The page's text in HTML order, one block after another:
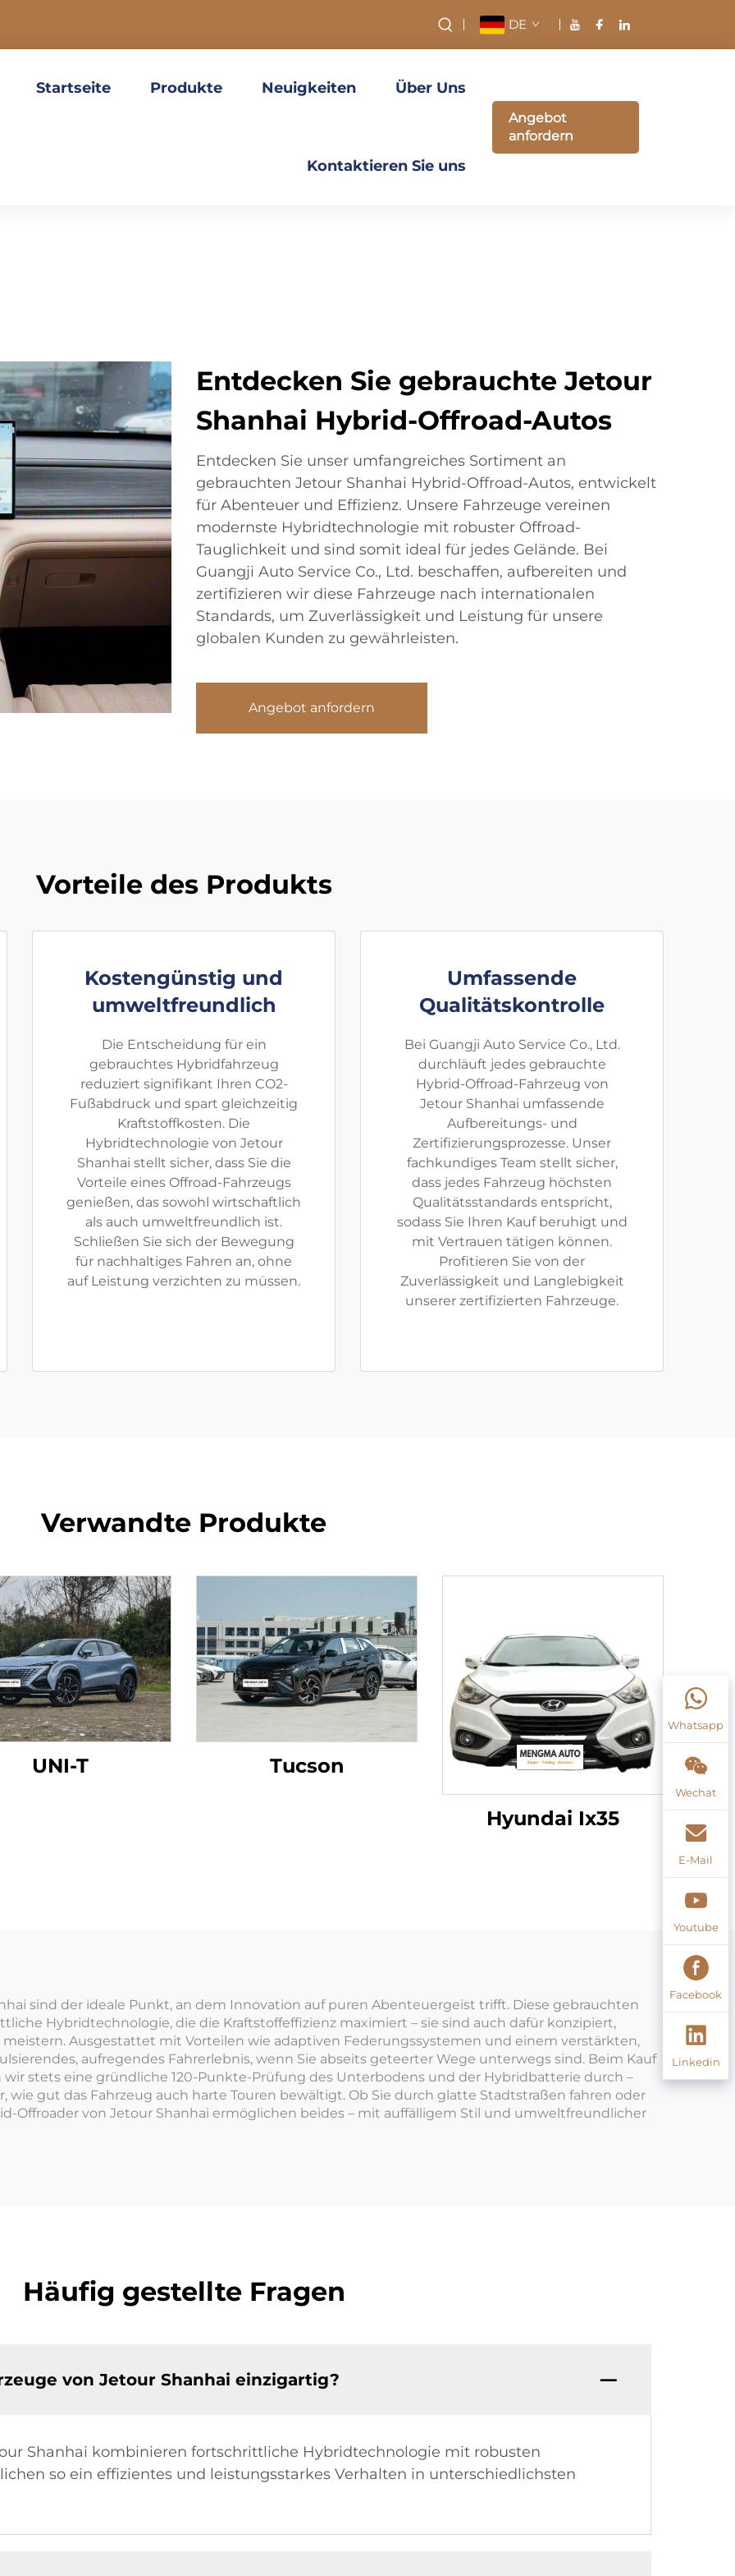
DE
Startseite Produkte Neuigkeiten Über Uns
Kontaktieren Sie uns
Angebot
anfordern
Entdecken Sie gebrauchte Jetour
Shanhai Hybrid-Offroad-Autos
Entdecken Sie unser umfangreiches Sortiment an
gebrauchten Jetour Shanhai Hybrid-Offroad-Autos, entwickelt
für Abenteuer und Effizienz. Unsere Fahrzeuge vereinen
modernste Hybridtechnologie mit robuster Offroad-
Tauglichkeit und sind somit ideal für jedes Gelände. Bei
Guangji Auto Service Co., Ltd. beschaffen, aufbereiten und
zertifizieren wir diese Fahrzeuge nach internationalen
Standards, um Zuverlässigkeit und Leistung für unsere
globalen Kunden zu gewährleisten.
Angebot anfordern
Vorteile des Produkts
Kostengünstig und
umweltfreundlich
Die Entscheidung für ein
gebrauchtes Hybridfahrzeug
reduziert signifikant Ihren CO2-
Fußabdruck und spart gleichzeitig
Kraftstoffkosten. Die
Hybridtechnologie von Jetour
Shanhai stellt sicher, dass Sie die
Vorteile eines Offroad-Fahrzeugs
genießen, das sowohl wirtschaftlich
als auch umweltfreundlich ist.
Schließen Sie sich der Bewegung
für nachhaltiges Fahren an, ohne
auf Leistung verzichten zu müssen.
Umfassende
Qualitätskontrolle
Bei Guangji Auto Service Co., Ltd.
durchläuft jedes gebrauchte
Hybrid-Offroad-Fahrzeug von
Jetour Shanhai umfassende
Aufbereitungs- und
Zertifizierungsprozesse. Unser
fachkundiges Team stellt sicher,
dass jedes Fahrzeug höchsten
Qualitätsstandards entspricht,
sodass Sie Ihren Kauf beruhigt und
mit Vertrauen tätigen können.
Profitieren Sie von der
Zuverlässigkeit und Langlebigkeit
unserer zertifizierten Fahrzeuge.
Verwandte Produkte
UNI-T Tucson
Hyundai Ix35
sind der ideale Punkt, an dem Innovation auf puren Abenteuergeist trifft. Diese gebrauchten
Hybridtechnologie, die die Kraftstoffeffizienz maximiert – sie sind auch dafür konzipiert,
Ausgestattet mit Vorteilen wie adaptiven Federungssystemen und einem verstärkten,
aufregendes Fahrerlebnis, wenn Sie abseits geteerter Wege unterwegs sind. Beim Kauf
stets eine gründliche 120-Punkte-Prüfung des Unterbodens und der Hybridbatterie durch –
gut das Fahrzeug auch harte Touren bewältigt. Ob Sie durch glatte Stadtstraßen fahren oder
Offroader von Jetour Shanhai ermöglichen beides – mit auffälligem Stil und umweltfreundlicher
Häufig gestellte Fragen
von Jetour Shanhai einzigartig?
Shanhai kombinieren fortschrittliche Hybridtechnologie mit robusten
so ein effizientes und leistungsstarkes Verhalten in unterschiedlichsten
Whatsapp
Wechat
E-Mail
Youtube
Facebook
Linkedin